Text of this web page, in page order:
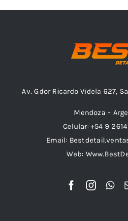
Av. Gdor Ricardo Videla 627,
Mendoza –
Celular: +54 9
Email:
Web: